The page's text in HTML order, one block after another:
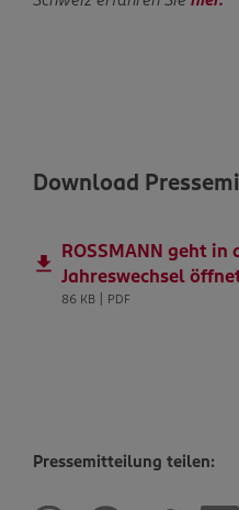
Download
ROSSMANN geht in
Jahreswechsel
86 KB | PDF
Pressemitteilung teilen: